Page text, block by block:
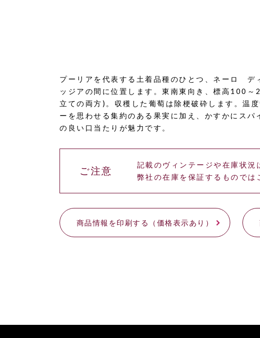
プーリアを代表する土着品種のひとつ、ネーロ デ
ッジアの間に位置します。東南東向き、標高100
立ての両方)。収穫した葡萄は除梗破砕します。温
ーを思わせる集約のある果実に加え、かすかにス
の良い口当たりが魅力です。
ご注意
記載のヴィンテージや在庫状況
弊社の在庫を保証するものでは
商品情報を印刷する（価格表示あり）